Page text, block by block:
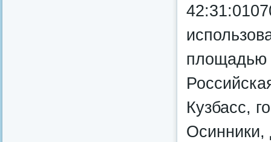
площадью
Кузбасс,
Осинники,